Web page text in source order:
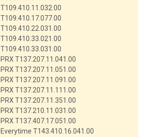
T109.410.11.032.00
T109.410.17.077.00
T109.410.22.031.00
T109.410.33.021.00
T109.410.33.031.00
PRX T137.207.11.041.00
PRX T137.207.11.051.00
PRX T137.207.11.091.00
PRX T137.207.11.111.00
PRX T137.207.11.351.00
PRX T137.210.11.031.00
PRX T137.407.17.051.00
Everytime T143.410.16.041.00